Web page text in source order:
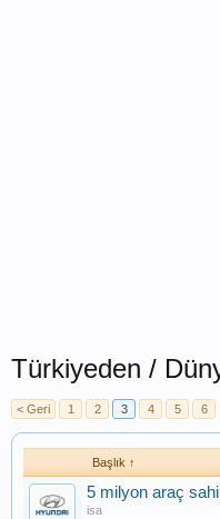
Türkiyeden /
< Geri 1 2 3 4 5 6
Başlık ↑
5 milyon araç
isa